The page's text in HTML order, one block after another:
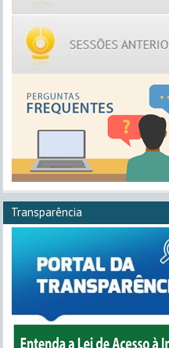
Transparência